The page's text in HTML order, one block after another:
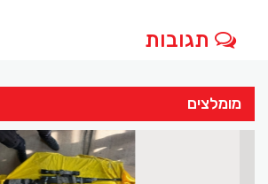
תגובות
מומלצים